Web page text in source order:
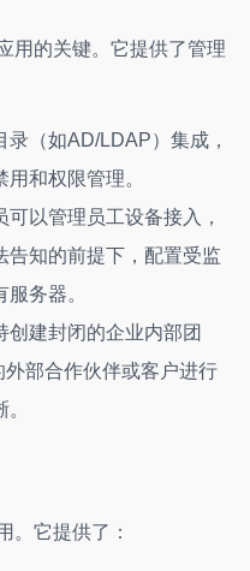
用的关键。它提供了管理
录（如AD/LDAP）集成，
和权限管理。
可以管理员工设备接入，
告知的前提下，配置受监
务器。
创建封闭的企业内部团
部合作伙伴或客户进行
。它提供了：